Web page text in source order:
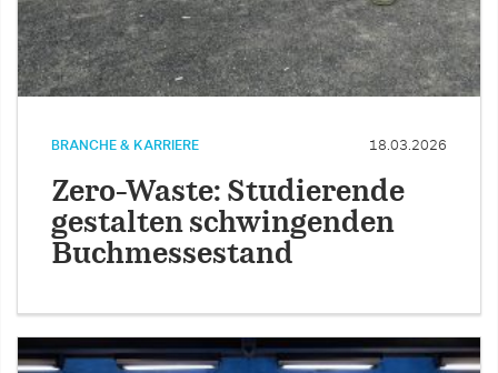
BRANCHE & KARRIERE 18.03.2026
Zero-Waste: Studierende
gestalten schwingenden
Buchmessestand